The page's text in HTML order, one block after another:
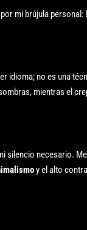
mi brújula personal:
idioma; no es una
mientras el
silencio necesario.
y el alto